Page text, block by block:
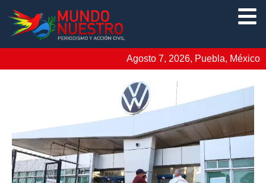
Agosto 7, 2026, Puebla, México